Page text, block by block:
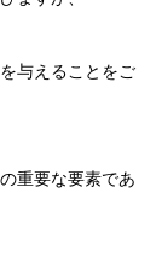
与えることをご
重要な要素であ